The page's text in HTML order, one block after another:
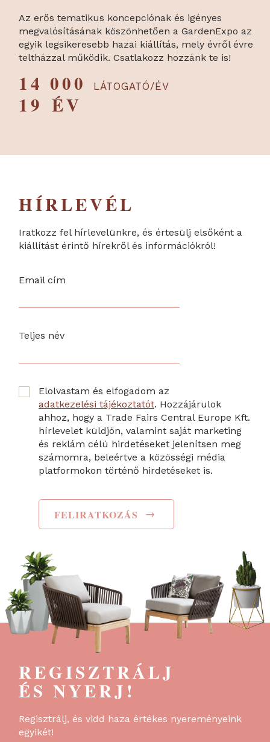
Az erős tematikus koncepciónak és igényes
megvalósításának köszönhetően a GardenExpo az
egyik legsikeresebb hazai kiállítás, mely évről évre
teltházzal működik. Csatlakozz hozzánk te is!
14 000 LÁTOGATÓ/ÉV
19 ÉV
HÍRLEVÉL
Iratkozz fel hírlevelünkre, és értesülj elsőként a
kiállítást érintő hírekről és információkról!
Email cím
Teljes név
Elolvastam és elfogadom az
adatkezelési tájékoztatót. Hozzájárulok
ahhoz, hogy a Trade Fairs Central Europe Kft.
hírlevelet küldjön, valamint saját marketing
és reklám célú hirdetéseket jelenítsen meg
számomra, beleértve a közösségi média
platformokon történő hirdetéseket is.
FELIRATKOZÁS →
REGISZTRÁLJ
ÉS NYERJ!
Regisztrálj, és vidd haza értékes nyereményeink
egyikét!